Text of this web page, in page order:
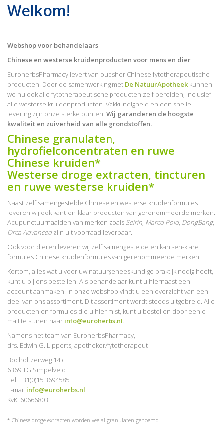
Welkom!
Webshop voor behandelaars
Chinese en westerse kruidenproducten voor mens en dier
EuroherbsPharmacy levert van oudsher Chinese fytotherapeutische
producten. Door de samenwerking met De NatuurApotheek kunnen
we nu ook alle fytotherapeutische producten zelf bereiden, inclusief
alle westerse kruidenproducten. Vakkundigheid en een snelle
levering zijn onze sterke punten. Wij garanderen de hoogste
kwaliteit en zuiverheid van alle grondstoffen.
Chinese granulaten,
hydrofielconcentraten en ruwe
Chinese kruiden*
Westerse droge extracten, tincturen
en ruwe westerse kruiden*
Naast zelf samengestelde Chinese en westerse kruidenformules
leveren wij ook kant-en-klaar producten van gerenommeerde merken.
Acupunctuurnaalden van merken zoals Seirin, Marco Polo, DongBang,
Orca Advancedzijn uit voorraad leverbaar.
Ook voor dieren leveren wij zelf samengestelde en kant-en-klare
formules Chinese kruidenformules van gerenommeerde merken.
Kortom, alles wat u voor uw natuurgeneeskundige praktijk nodig heeft,
kunt u bij ons bestellen. Als behandelaar kunt u hiernaast een
account aanmaken. In onze webshop vindt u een overzicht van een
deel van ons assortiment. Dit assortiment wordt steeds uitgebreid. Alle
producten en formules die u hier mist, kunt u bestellen door een e-
mail te sturen naar info@euroherbs.nl.
Namens het team van EuroherbsPharmacy,
drs. Edwin G. Lipperts, apotheker/fytotherapeut
Bocholtzerweg 14 c
6369 TG Simpelveld
Tel. +31(0)15 3694585
E-mail info@euroherbs.nl
KvK: 60666803
* Chinese droge extracten worden veelal granulaten genoemd.